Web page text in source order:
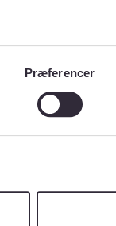
Præferencer